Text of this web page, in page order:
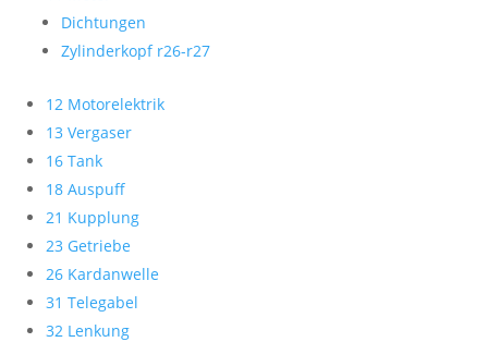
Dichtungen
Zylinderkopf r26-r27
12 Motorelektrik
13 Vergaser
16 Tank
18 Auspuff
21 Kupplung
23 Getriebe
26 Kardanwelle
31 Telegabel
32 Lenkung